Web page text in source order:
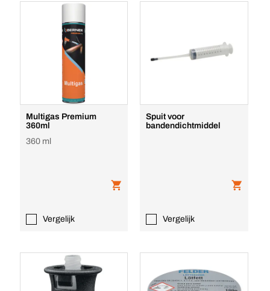
Multigas Premium
360ml
360 ml
Vergelijk
Spuit voor
bandendichtmiddel
Vergelijk